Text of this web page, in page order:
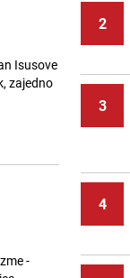
Isusove
zajedno
-
2
3
4